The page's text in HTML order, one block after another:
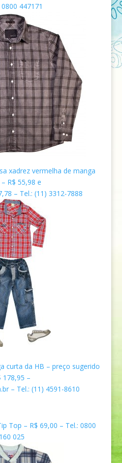
0800 447171
xadrez vermelha de manga
R$ 55,98 e
– Tel.:(11) 3312-7888
curta da HB – preço sugerido
178,95 –
– Tel.: (11) 4591-8610
Top – R$ 69,00 – Tel.: 0800
160 025